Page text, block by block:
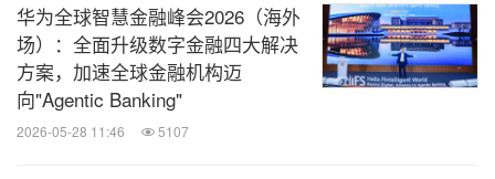
华为全球智慧金融峰会2026（海外
场）：全面升级数字金融四大解决
方案，加速全球金融机构迈
向"Agentic Banking"
2026-05-28 11:46 5107